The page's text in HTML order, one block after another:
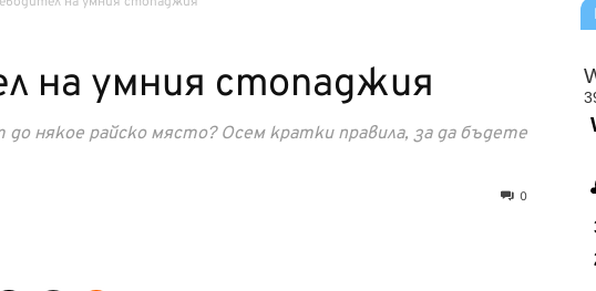
на умния стопаджия
някое райско място? Осем кратки правила, за да бъдете
0